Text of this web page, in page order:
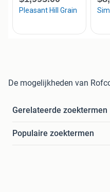
De mogelijkheden van
Gerelateerde zoektermen
Populaire zoektermen